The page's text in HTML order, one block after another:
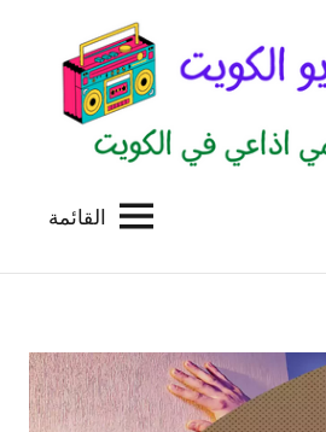
القائمة